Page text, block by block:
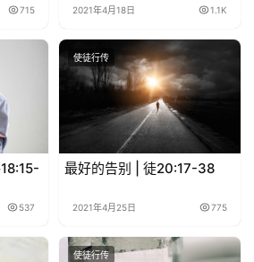
715 2021年4月18日 1.1K
537
使徒行传
最好的告别 | 徒20:17-38
2021年4月25日 775
使徒行传